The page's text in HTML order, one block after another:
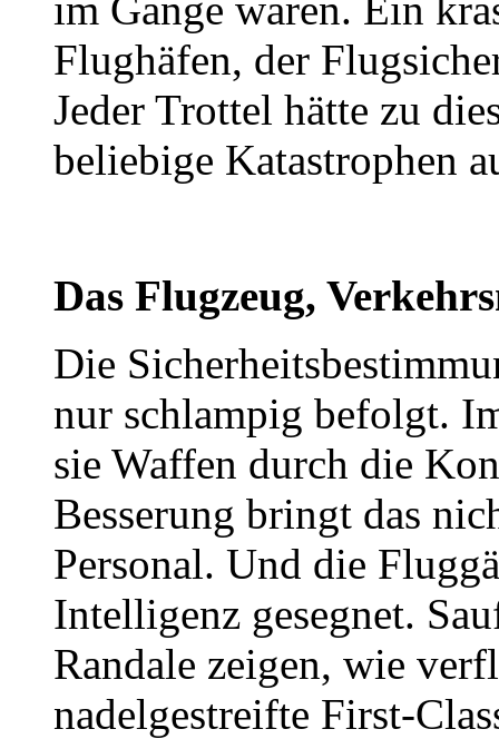
Flughäfen, der
Jeder Trottel hätte zu
beliebige Katastrophen
Das Flugzeug,
Die
nur schlampig befolgt.
sie Waffen durch die
Besserung bringt das
Personal. Und die
Intelligenz gesegnet.
Randale zeigen, wie
nadelgestreifte First-